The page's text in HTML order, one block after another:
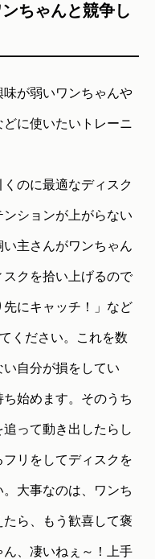
ちゃんと競争し
が弱いワンちゃんや
に使いたいトレーニ
のに最適なディスク
ションが上がらない
主さんがワンちゃん
クを拾い上げるので
にキャッチ！」など
ください。これを数
自分が損をしてい
始めます。そのうち
って動き出したらし
リをしてディスクを
大事なのは、ワンち
ら、もう歓喜して褒
、凄いねぇ～！上手